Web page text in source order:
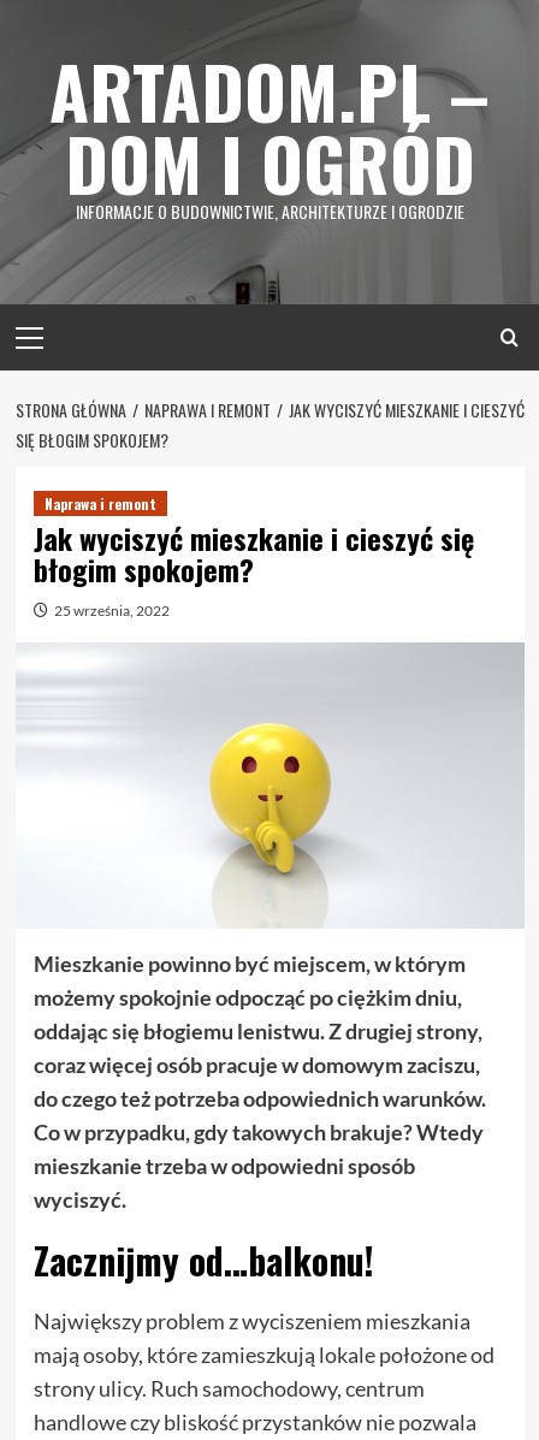
contentARTADOM.PL –
DOM I OGRÓD
INFORMACJE O BUDOWNICTWIE, ARCHITEKTURZE I OGRODZIE
Menu
STRONA GŁÓWNA NAPRAWA I REMONT
JAK WYCISZYĆ MIESZKANIE I CIESZYĆ
SIĘ BŁOGIM SPOKOJEM?
Naprawa i remont
Jak wyciszyć mieszkanie i cieszyć się
błogim spokojem?
25 września, 2022
Mieszkanie powinno być miejscem, w którym
możemy spokojnie odpocząć po ciężkim dniu,
oddając się błogiemu lenistwu. Z drugiej strony,
coraz więcej osób pracuje w domowym zaciszu,
do czego też potrzeba odpowiednich warunków.
Co w przypadku, gdy takowych brakuje? Wtedy
mieszkanie trzeba w odpowiedni sposób
wyciszyć.
Zacznijmy od…balkonu!
Największy problem z wyciszeniem mieszkania
mają osoby, które zamieszkują lokale położone od
strony ulicy. Ruch samochodowy, centrum
handlowe czy bliskość przystanków nie pozwala